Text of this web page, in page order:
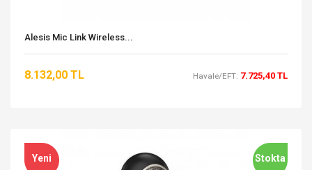
Alesis Mic Link Wireless...
8.132,00 TL Havale/EFT: 7.725,40 TL
Stokta
Yeni